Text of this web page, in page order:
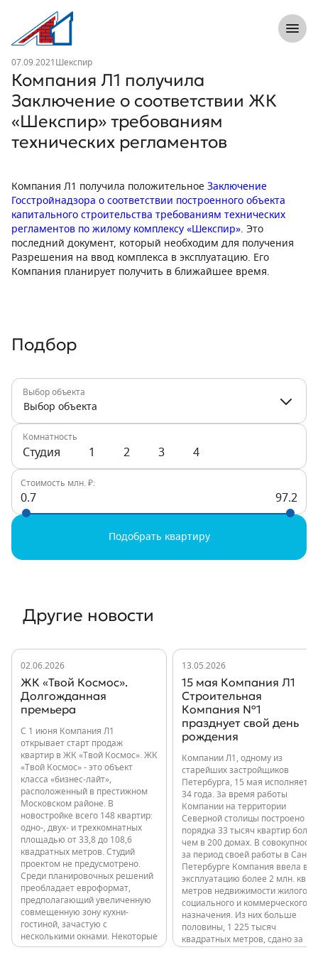
Л1 Строительная компания №1
Новость
07.09.2021 Шекспир
Компания Л1 получила
Заключение о соответствии ЖК
«Шекспир» требованиям
технических регламентов
Компания Л1 получила положительное Заключение
Госстройнадзора о соответствии построенного объекта
капитального строительства требованиям технических
регламентов по жилому комплексу «Шекспир». Это
последний документ, который необходим для получения
Разрешения на ввод комплекса в эксплуатацию. Его
Компания планирует получить в ближайшее время.
Подбор
Выбор объекта
Выбор объекта
Комнатность
Студия 1 2 3 4
Стоимость млн. ₽:
0.7 97.2
Подобрать квартиру
Другие новости
02.06.2026
ЖК «Твой Космос».
Долгожданная
премьера
С 1 июня Компания Л1
открывает старт продаж
квартир в ЖК «Твой Космос». ЖК
«Твой Космос» - это объект
класса «бизнес-лайт»,
расположенный в престижном
Московском районе. В
новостройке всего 148 квартир:
одно-, двух- и трехкомнатных
площадью от 33,8 до 108,6
квадратных метров. Студий
проектом не предусмотрено.
Среди планировочных решений
преобладает евроформат,
предполагающий увеличенную
совмещенную зону кухни-
гостиной, зачастую с
несколькими окнами. Некоторые
квартиры имеют мастер-
13.05.2026
15 мая Компания Л1
Строительная
Компания №1
празднует свой день
рождения
Компании Л1, одному из
старейших застройщиков
Петербурга, 15 мая исполняется
34 года. За время работы
Компании на территории
Северной столицы построено
порядка 33 тысяч квартир более
чем в 200 домах. В совокупности
за период своей работы в Санкт-
Петербурге Компания ввела в
эксплуатацию более 2 млн. кв.
метров недвижимости жилого,
социального и коммерческого
назначения. Из них больше
половины, 1 225 тысяч
квадратных метров, сдано за